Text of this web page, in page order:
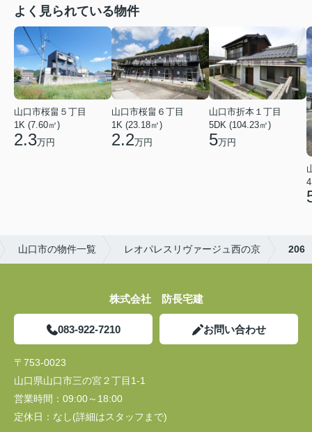
よく見られている物件
山口市桜畠５丁目
1K (7.60㎡)
2.3万円
山口市桜畠６丁目
1K (23.18㎡)
2.2万円
山口市折本１丁目
5DK (104.23㎡)
5万円
山口市の物件一覧 レオパレスリヴァージュ西の京 206
株式会社 防長宅建
083-922-7210 お問い合わせ
〒753-0023
山口県山口市三の宮２丁目1-1
営業時間： 09:00～18:00
定休日： なし(詳細はスタッフまで)